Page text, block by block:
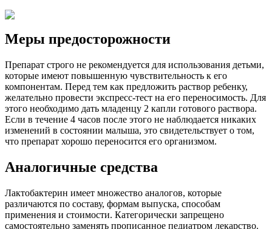
Меры предосторожности
Препарат строго не рекомендуется для использования детьми,
которые имеют повышенную чувствительность к его
компонентам. Перед тем как предложить раствор ребенку,
желательно провести экспресс-тест на его переносимость. Для
этого необходимо дать младенцу 2 капли готового раствора.
Если в течение 4 часов после этого не наблюдается никаких
изменений в состоянии малыша, это свидетельствует о том,
что препарат хорошо переносится его организмом.
Аналогичные средства
Лактобактерин имеет множество аналогов, которые
различаются по составу, формам выпуска, способам
применения и стоимости. Категорически запрещено
самостоятельно заменять прописанное педиатром лекарство.